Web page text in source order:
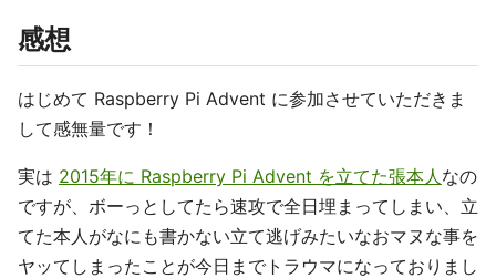
感想
はじめて Raspberry Pi Advent に参加させていただきま
して感無量です！
実は 2015年に Raspberry Pi Advent を立てた張本人 なの
ですが、ボーっとしてたら速攻で全日埋まってしまい、立
てた本人がなにも書かない立て逃げみたいなおマヌな事を
ヤッてしまったことが今日までトラウマになっておりまし